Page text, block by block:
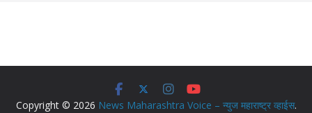
Copyright © 2026 News Maharashtra Voice – न्युज महाराष्ट्र व्हाईस.